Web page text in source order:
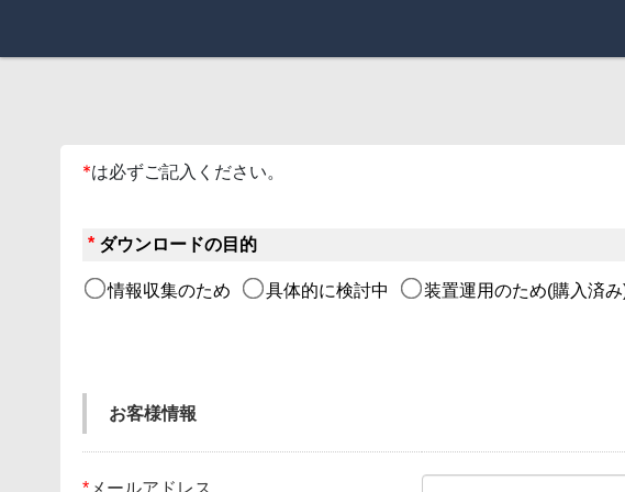
*は必ずご記入ください。
* ダウンロードの目的
情報収集のため 具体的に検討中 装置運用のため(購入済
お客様情報
* メールアドレス